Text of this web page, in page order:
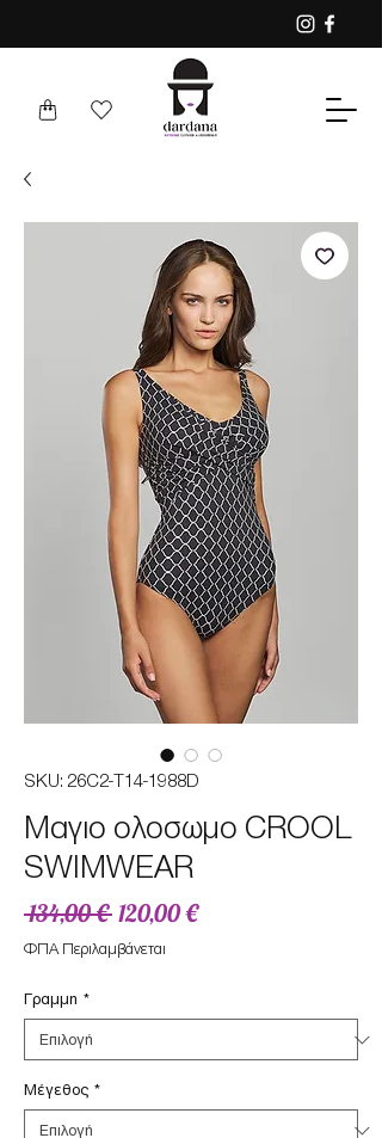
SKU: 26C2-T14-1988D
Μαγιο ολοσωμο CROOL
SWIMWEAR
134,00 € Κανονική
τιμή
120,00 €Τιμή
ΦΠΑ Περιλαμβάνεται
Γραμμη *
Μέγεθος *